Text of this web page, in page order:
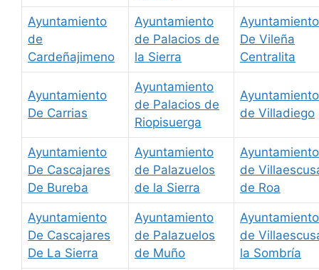
Ayuntamiento
de
Cardeñajimeno
Ayuntamiento
de Palacios de
la Sierra
Ayuntamiento
De Vileña
Centralita
Ayuntamiento
De Carrias
Ayuntamiento
de Palacios de
Riopisuerga
Ayuntamiento
de Villadiego
Ayuntamiento
De Cascajares
De Bureba
Ayuntamiento
de Palazuelos
de la Sierra
Ayuntamiento
de
de Roa
Ayuntamiento
De Cascajares
De La Sierra
Ayuntamiento
de Palazuelos
de Muño
Ayuntamiento
de
la Sombría